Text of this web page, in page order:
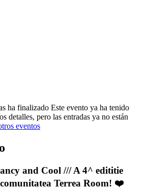
ha finalizado Este evento ya ha tenido
detalles, pero las entradas ya no están
eventos
and Cool /// A 4^ edititie
Terrea Room! ❤️